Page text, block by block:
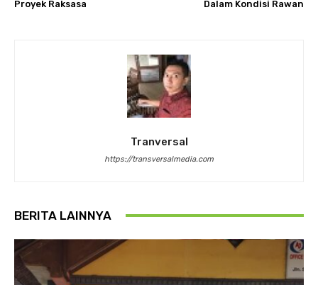
Proyek Raksasa
Dalam Kondisi Rawan
Tranversal
https://transversalmedia.com
BERITA LAINNYA